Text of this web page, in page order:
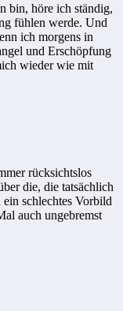
bin, höre ich ständig,
fühlen werde. Und
ich morgens in
und Erschöpfung
wieder wie mit
rücksichtslos
die, die tatsächlich
schlechtes Vorbild
auch ungebremst